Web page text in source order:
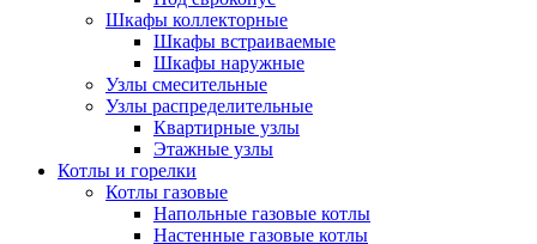
Шкафы коллекторные
Шкафы встраиваемые
Шкафы наружные
Узлы смесительные
Узлы распределительные
Квартирные узлы
Этажные узлы
Котлы и горелки
Котлы газовые
Напольные газовые котлы
Настенные газовые котлы